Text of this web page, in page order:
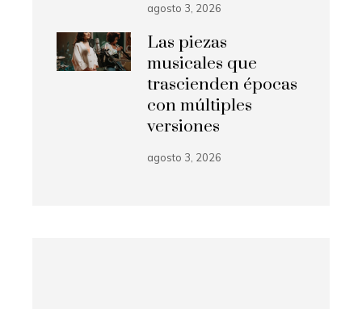
agosto 3, 2026
Las piezas
musicales que
trascienden épocas
con múltiples
versiones
agosto 3, 2026